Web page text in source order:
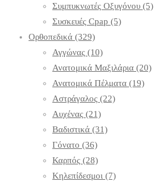
Συμπυκνωτές Οξυγόνου (5)
Συσκευές Cpap (5)
Ορθοπεδικά (329)
Αγγώνας (10)
Ανατομικά Μαξιλάρια (20)
Ανατομικά Πέλματα (19)
Αστράγαλος (22)
Αυχένας (21)
Βαδιστικά (31)
Γόνατο (36)
Καρπός (28)
Κηλεπίδεσμοι (7)